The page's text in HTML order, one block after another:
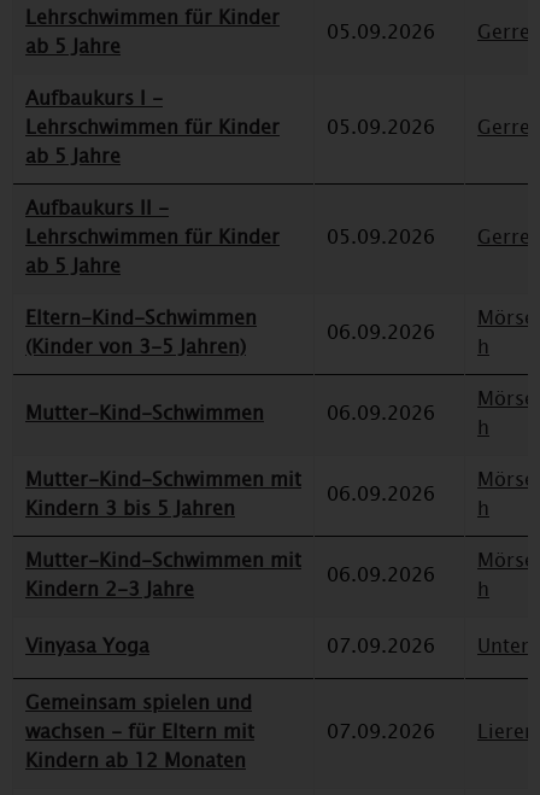
Lehrschwimmen für Kinder
ab 5 Jahre
05.09.2026
Aufbaukurs I -
Lehrschwimmen für Kinder
ab 5 Jahre
05.09.2026
Aufbaukurs II -
Lehrschwimmen für Kinder
ab 5 Jahre
05.09.2026
Eltern-Kind-Schwimmen
(Kinder von 3-5 Jahren)
06.09.2026
h
Mutter-Kind-Schwimmen 06.09.2026
h
Mutter-Kind-Schwimmen mit
Kindern 3 bis 5 Jahren
06.09.2026
h
Mutter-Kind-Schwimmen mit
Kindern 2-3 Jahre
06.09.2026
h
Vinyasa Yoga
07.09.2026
Gemeinsam spielen und
wachsen - für Eltern mit
Kindern ab 12 Monaten
07.09.2026